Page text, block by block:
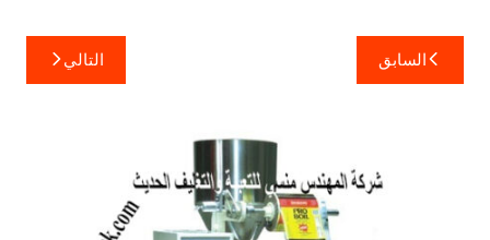
تصفّح
المقالات
السابق التالي